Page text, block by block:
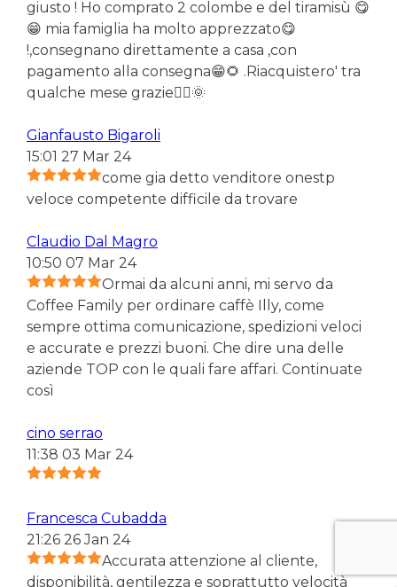
giusto ! Ho comprato 2 colombe e del tiramisù 😋
😁 mia famiglia ha molto apprezzato😋
!,consegnano direttamente a casa ,con
pagamento alla consegna😁🌻 .Riacquistero' tra
qualche mese grazie🙋‍♀️🌞
Gianfausto Bigaroli
15:01 27 Mar 24
come gia detto venditore onestp
veloce competente difficile da trovare
Claudio Dal Magro
10:50 07 Mar 24
Ormai da alcuni anni, mi servo da
Coffee Family per ordinare caffè Illy, come
sempre ottima comunicazione, spedizioni veloci
e accurate e prezzi buoni. Che dire una delle
aziende TOP con le quali fare affari. Continuate
così
cino serrao
11:38 03 Mar 24
Francesca Cubadda
21:26 26 Jan 24
Accurata attenzione al cliente,
disponibilità, gentilezza e soprattutto velocità